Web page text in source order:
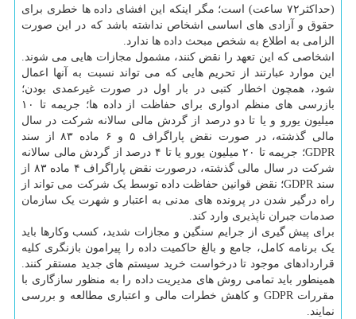
(حداکثر۷۲ ساعت) است؛ مگر اینکه این افشای داده ها خطری برای
حقوق و آزادی های اساسی اشخاص نداشته باشد که در این صورت
الزامی به اطلاع به شخص مبحث داده ها ندارد.
اشخاصی که این تعهد را نقض کنند، مشمول مجازات هایی می شوند.
این موارد عبارتند از تحریم هایی که می تواند نسبت به آنها اعمال
شود، همچون اخطار کتبی در بار اول در صورت غیرعمدی بودن؛
بازرسی های منظم ادواری برای حفاظت از داده ها؛ جریمه تا ۱۰
میلیون یورو و یا تا دو درصد از گردش مالی سالانه شرکت در سال
مالی گذشته، در صورت نقض پاراگراف ۵ و ۶ ماده ۸۳ از سند
GDPR؛ جریمه تا ۲۰ میلیون یورو یا تا ۴ درصد از گردش مالی سالانه
شرکت در سال مالی گذشته، درصورت نقض پاراگراف ۴ ماده ۸۳ از
سند GDPR؛ نقض قوانین حفاظت داده توسط یک شرکت می تواند از
راه درگیر شدن در پرونده های مدنی به اعتبار و شهرت یک سازمان
صدمات جبران ناپذیری وارد کند.
برای پیش گیری از جرایم سنگین و مجازات شدید، کسب وکارها باید
یک برنامه کامل، جامع و بالغ حاکمیت داده را پیرامون بازنگری کلیه
قراردادهای موجود تا درخواست خرید سیستم های جدید مستقر کنند.
همینطور باید تمامی روش های مدیریت داده را به منظور سازگاری با
مقررات GDPR و کاهش خطرات مالی و اعتباری مطالعه و بررسی
نمایند.